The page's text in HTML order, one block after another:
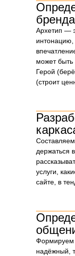
бренда
Архетип —
может быть
Герой
(строит
Составляем
держаться
услуги,
сайте, в
Формируем
надёжный,
вашей строительной
серию глубоких
стратегию, на которой
Этапы
платформы